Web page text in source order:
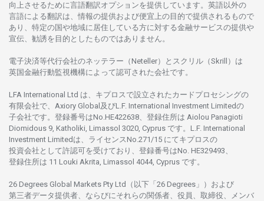
向上さ せるために言語翻訳オプションを提供しています。 英語以外の
言語による翻訳は、 情報の提供および便宜上の 目的で提供さ れるもので
あり、 特定の国や地域に居住している方に対する金融サービスの提供や
宣伝、 勧誘を 目的としたものではありません。
電子決済等代行会社のネッテラー （Neteller）と スクリル （Skrill）は
英国金融行動監視機構によって認可さ れた会社です。
LFA International Ltd は、 キプロスで設立さ れた カードプロセシングの
有限会社で、Axiory Global 及びL.F. International Investment Limitedの
子会社です。 登録番号はNo.HE422638、 登録住所は Aiolou Panagioti
Diomidous 9, Katholiki, Limassol 3020, Cyprus です。L.F. International
Investment Limitedは、 ライセンスNo.271/15 にてキプロスの
投資会社として許認可を受けており、 登録番号はNo. HE329493、
登録住所は 11 Louki Akrita, Limassol 4044, Cyprus です。
26 Degrees Global Markets Pty Ltd（以下「26 Degrees」） および
第三者データ提供者、ならびにそれらの関係者、役員、取締役、メンバ